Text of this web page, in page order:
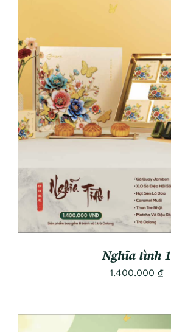
ADD TO CART
/
DETAILS
Nghĩa tình 1
1.400.000 ₫